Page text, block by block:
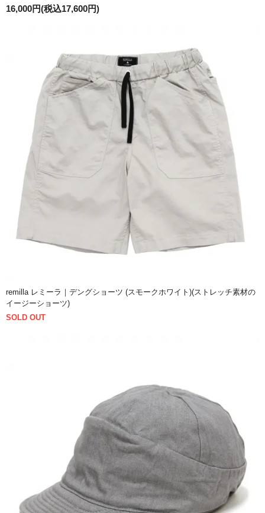
16,000円(税込17,600円)
remilla レミーラ｜デングショーツ (スモークホワイト)(ストレッチ素材の
イージーショーツ)
SOLD OUT